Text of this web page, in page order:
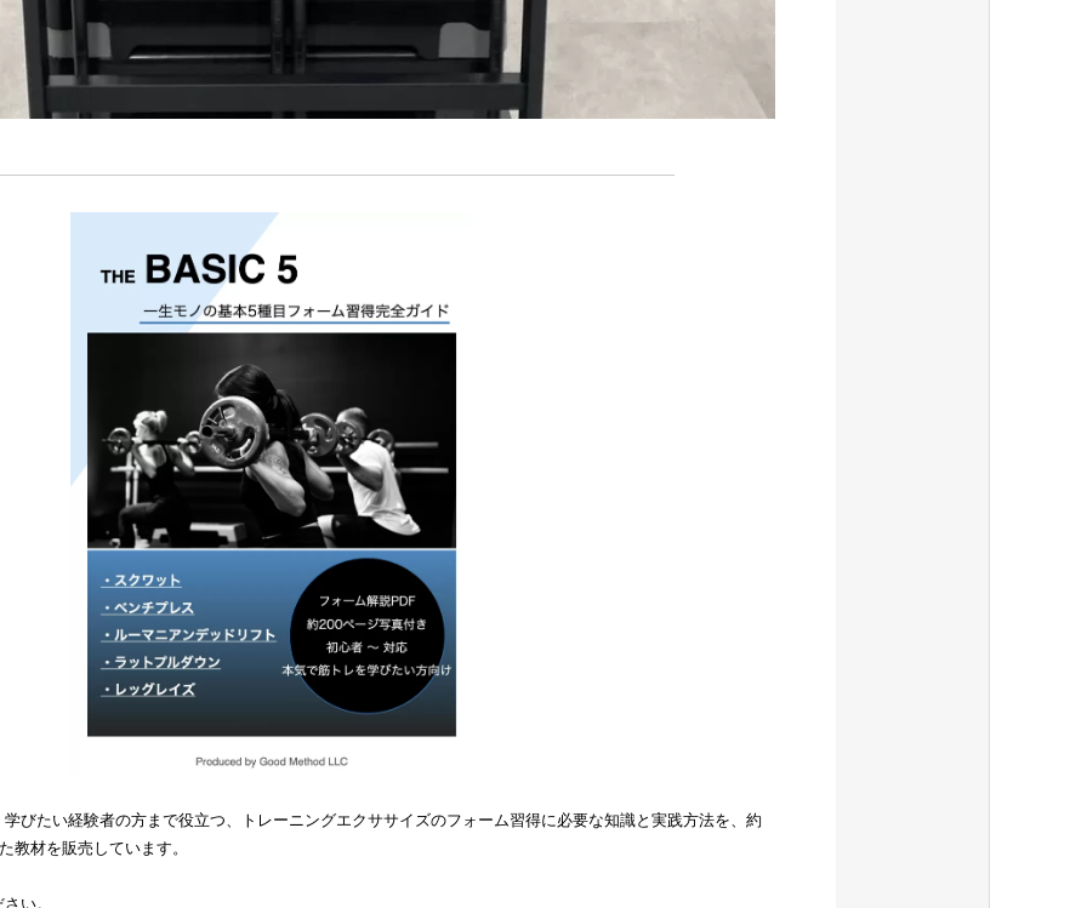
びたい経験者の方まで役立つ、トレーニングエクササイズのフォーム習得に必要な知識と実践方法を、約
教材を販売しています。
い。